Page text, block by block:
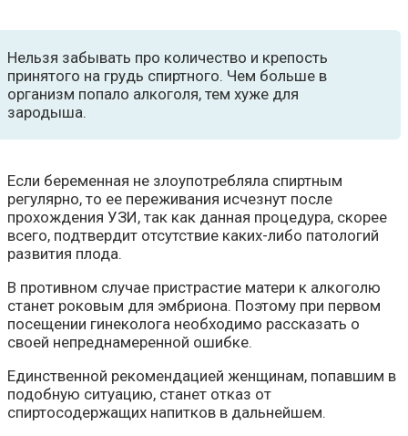
Нельзя забывать про количество и крепость
принятого на грудь спиртного. Чем больше в
организм попало алкоголя, тем хуже для
зародыша.
Если беременная не злоупотребляла спиртным
регулярно, то ее переживания исчезнут после
прохождения УЗИ, так как данная процедура, скорее
всего, подтвердит отсутствие каких-либо патологий
развития плода.
В противном случае пристрастие матери к алкоголю
станет роковым для эмбриона. Поэтому при первом
посещении гинеколога необходимо рассказать о
своей непреднамеренной ошибке.
Единственной рекомендацией женщинам, попавшим в
подобную ситуацию, станет отказ от
спиртосодержащих напитков в дальнейшем.